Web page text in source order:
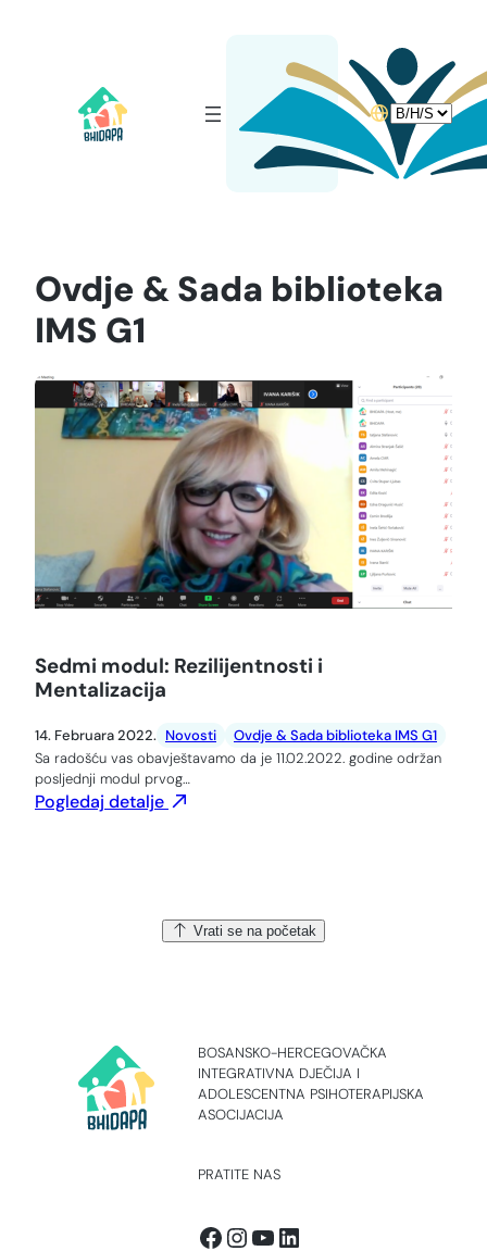
Choose
a
language
Ovdje & Sada biblioteka
IMS G1
Sedmi modul: Rezilijentnosti i
Mentalizacija
14. Februara 2022. Novosti
Ovdje & Sada biblioteka IMS G1
Sa radošću vas obavještavamo da je 11.02.2022. godine održan
posljednji modul prvog…
Pogledaj detalje
Vrati se na početak
BOSANSKO-HERCEGOVAČKA
INTEGRATIVNA DJEČIJA I
ADOLESCENTNA PSIHOTERAPIJSKA
ASOCIJACIJA
PRATITE NAS
Facebook
Instagram
YouTube
LinkedIn